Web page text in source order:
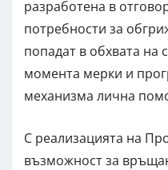
разработена в
потребности за
попадат в обхвата
момента мерки и
механизма лична
С реализацията на
възможност за